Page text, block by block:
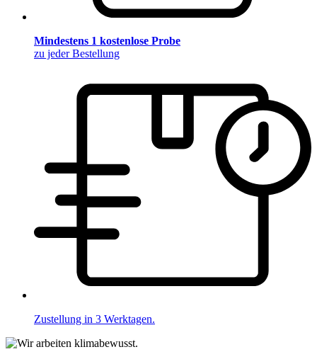
Mindestens 1 kostenlose Probe
zu jeder Bestellung
Zustellung in 3 Werktagen.